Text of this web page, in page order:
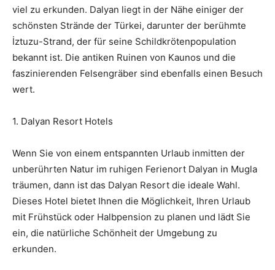
viel zu erkunden. Dalyan liegt in der Nähe einiger der
schönsten Strände der Türkei, darunter der berühmte
İztuzu-Strand, der für seine Schildkrötenpopulation
bekannt ist. Die antiken Ruinen von Kaunos und die
faszinierenden Felsengräber sind ebenfalls einen Besuch
wert.
1. Dalyan Resort Hotels
Wenn Sie von einem entspannten Urlaub inmitten der
unberührten Natur im ruhigen Ferienort Dalyan in Mugla
träumen, dann ist das Dalyan Resort die ideale Wahl.
Dieses Hotel bietet Ihnen die Möglichkeit, Ihren Urlaub
mit Frühstück oder Halbpension zu planen und lädt Sie
ein, die natürliche Schönheit der Umgebung zu
erkunden.